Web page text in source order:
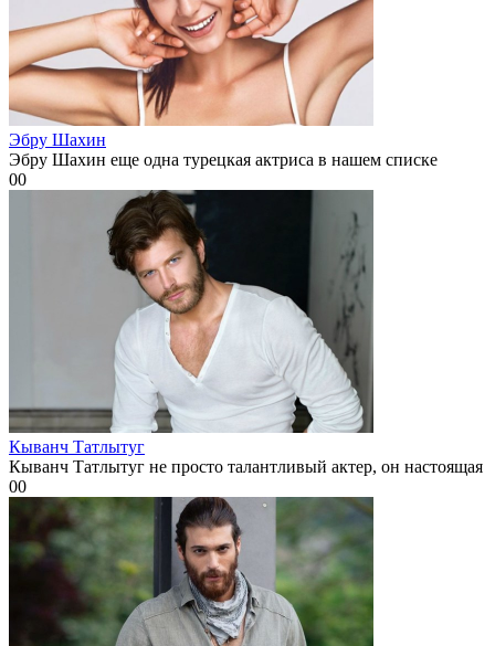
Эбру Шахин
Эбру Шахин еще одна турецкая актриса в нашем списке
00
Кыванч Татлытуг
Кыванч Татлытуг не просто талантливый актер, он настоящая
00